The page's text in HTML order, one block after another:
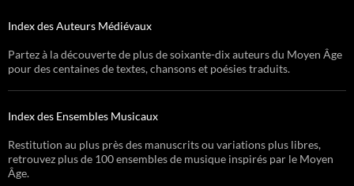
Index des Auteurs Médiévaux
Partez à la découverte de plus de soixante-dix auteurs du Moyen Âge
pour des centaines de textes, chansons et poésies traduits.
Index des Ensembles Musicaux
Restitution au plus près des manuscrits ou variations plus libres,
retrouvez plus de 100 ensembles de musique inspirés par le Moyen
Âge.